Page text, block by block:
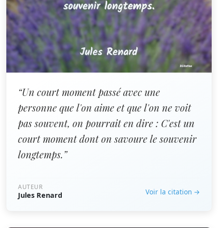
“Un court moment passé avec une
personne que l'on aime et que l'on ne voit
pas souvent, on pourrait en dire : C'est un
court moment dont on savoure le souvenir
longtemps.”
AUTEUR
Jules Renard Voir la citation →